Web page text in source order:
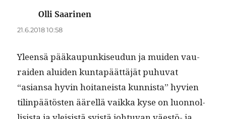
Olli Saarinen
21.6.2018 10:58
Yleen­sä pääkaupunkiseudun ja muiden vau­
raiden alu­iden kun­tapäät­täjät puhu­vat
“asiansa hyvin hoi­taneista kun­nista” hyvien
tilin­päätösten äärel­lä vaik­ka kyse on luon­nol­